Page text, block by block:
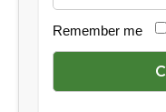
Remember me